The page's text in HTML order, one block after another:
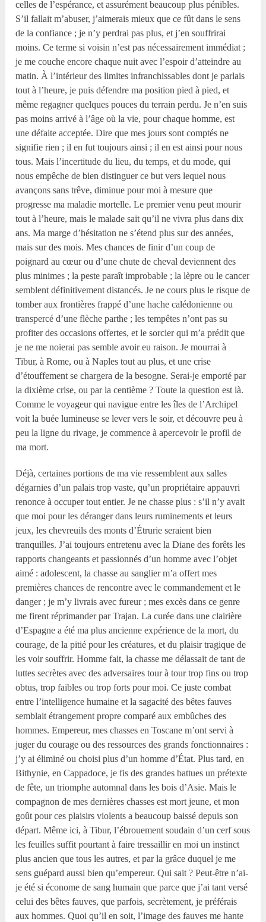
celles de l’espérance, et assurément beaucoup plus pénibles.
S’il fallait m’abuser, j’aimerais mieux que ce fût dans le sens
de la confiance ; je n’y perdrai pas plus, et j’en souffrirai
moins. Ce terme si voisin n’est pas nécessairement immédiat ;
je me couche encore chaque nuit avec l’espoir d’atteindre au
matin. À l’intérieur des limites infranchissables dont je parlais
tout à l’heure, je puis défendre ma position pied à pied, et
même regagner quelques pouces du terrain perdu. Je n’en suis
pas moins arrivé à l’âge où la vie, pour chaque homme, est
une défaite acceptée. Dire que mes jours sont comptés ne
signifie rien ; il en fut toujours ainsi ; il en est ainsi pour nous
tous. Mais l’incertitude du lieu, du temps, et du mode, qui
nous empêche de bien distinguer ce but vers lequel nous
avançons sans trêve, diminue pour moi à mesure que
progresse ma maladie mortelle. Le premier venu peut mourir
tout à l’heure, mais le malade sait qu’il ne vivra plus dans dix
ans. Ma marge d’hésitation ne s’étend plus sur des années,
mais sur des mois. Mes chances de finir d’un coup de
poignard au cœur ou d’une chute de cheval deviennent des
plus minimes ; la peste paraît improbable ; la lèpre ou le cancer
semblent définitivement distancés. Je ne cours plus le risque de
tomber aux frontières frappé d’une hache calédonienne ou
transpercé d’une flèche parthe ; les tempêtes n’ont pas su
profiter des occasions offertes, et le sorcier qui m’a prédit que
je ne me noierai pas semble avoir eu raison. Je mourrai à
Tibur, à Rome, ou à Naples tout au plus, et une crise
d’étouffement se chargera de la besogne. Serai-je emporté par
la dixième crise, ou par la centième ? Toute la question est là.
Comme le voyageur qui navigue entre les îles de l’Archipel
voit la buée lumineuse se lever vers le soir, et découvre peu à
peu la ligne du rivage, je commence à apercevoir le profil de
ma mort.
Déjà, certaines portions de ma vie ressemblent aux salles
dégarnies d’un palais trop vaste, qu’un propriétaire appauvri
renonce à occuper tout entier. Je ne chasse plus : s’il n’y avait
que moi pour les déranger dans leurs ruminements et leurs
jeux, les chevreuils des monts d’Étrurie seraient bien
tranquilles. J’ai toujours entretenu avec la Diane des forêts les
rapports changeants et passionnés d’un homme avec l’objet
aimé : adolescent, la chasse au sanglier m’a offert mes
premières chances de rencontre avec le commandement et le
danger ; je m’y livrais avec fureur ; mes excès dans ce genre
me firent réprimander par Trajan. La curée dans une clairière
d’Espagne a été ma plus ancienne expérience de la mort, du
courage, de la pitié pour les créatures, et du plaisir tragique de
les voir souffrir. Homme fait, la chasse me délassait de tant de
luttes secrètes avec des adversaires tour à tour trop fins ou trop
obtus, trop faibles ou trop forts pour moi. Ce juste combat
entre l’intelligence humaine et la sagacité des bêtes fauves
semblait étrangement propre comparé aux embûches des
hommes. Empereur, mes chasses en Toscane m’ont servi à
juger du courage ou des ressources des grands fonctionnaires :
j’y ai éliminé ou choisi plus d’un homme d’État. Plus tard, en
Bithynie, en Cappadoce, je fis des grandes battues un prétexte
de fête, un triomphe automnal dans les bois d’Asie. Mais le
compagnon de mes dernières chasses est mort jeune, et mon
goût pour ces plaisirs violents a beaucoup baissé depuis son
départ. Même ici, à Tibur, l’ébrouement soudain d’un cerf sous
les feuilles suffit pourtant à faire tressaillir en moi un instinct
plus ancien que tous les autres, et par la grâce duquel je me
sens guépard aussi bien qu’empereur. Qui sait ? Peut-être n’ai-
je été si économe de sang humain que parce que j’ai tant versé
celui des bêtes fauves, que parfois, secrètement, je préférais
aux hommes. Quoi qu’il en soit, l’image des fauves me hante